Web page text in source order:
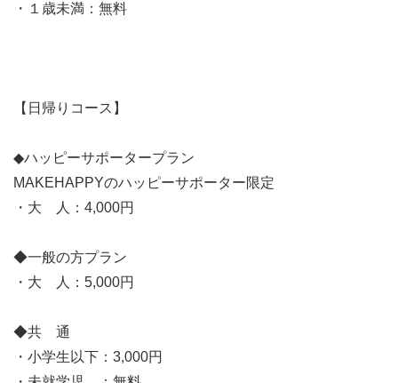
・１歳未満：無料
【日帰りコース】
◆ハッピーサポータープラン
MAKEHAPPYのハッピーサポーター限定
・大 人：4,000円
◆一般の方プラン
・大 人：5,000円
◆共 通
・小学生以下：3,000円